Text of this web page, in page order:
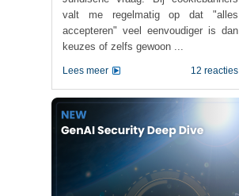
valt me regelmatig op dat "alles
accepteren" veel eenvoudiger is dan
keuzes of zelfs gewoon ...
12 reacties
Lees meer